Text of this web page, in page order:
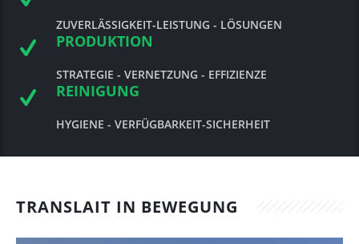
Lactopig
Sole
Fahrzeuge
Bulle
Tankreinigung
Aussenreinigung
Video Mini-Serie
ZUVERLÄSSIGKEIT-LEISTUNG - LÖSUNGEN
PRODUKTION
STRATEGIE - VERNETZUNG - EFFIZIENZE
REINIGUNG
HYGIENE - VERFÜGBARKEIT-SICHERHEIT
TRANSLAIT IN BEWEGUNG